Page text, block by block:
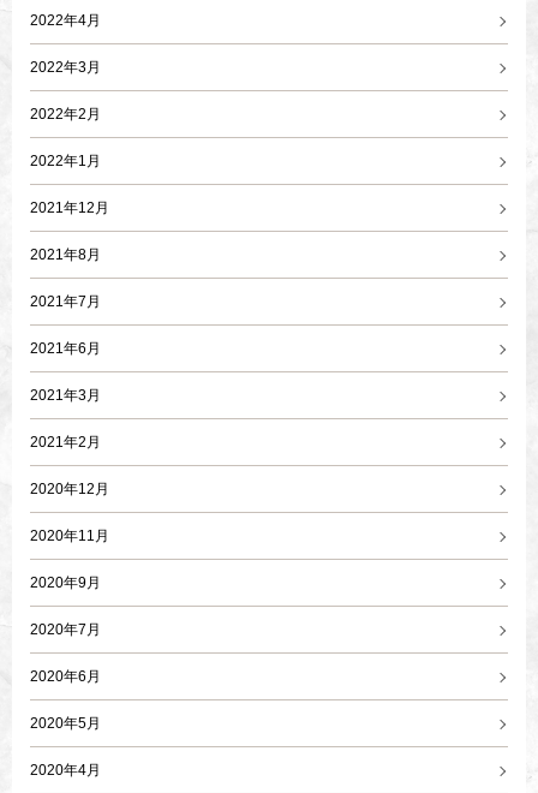
2022年4月
2022年3月
2022年2月
2022年1月
2021年12月
2021年8月
2021年7月
2021年6月
2021年3月
2021年2月
2020年12月
2020年11月
2020年9月
2020年7月
2020年6月
2020年5月
2020年4月